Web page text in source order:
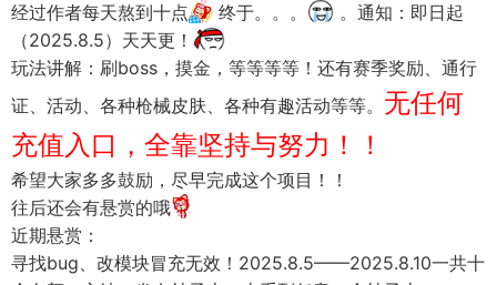
经过作者每天熬到十点 终于。。。
。通知：即日起
（2025.8.5）天天更！
玩法讲解：刷boss，摸金，等等等等！还有赛季奖励、通行
证、活动、各种枪械皮肤、各种有趣活动等等。 无任何
充值入口，全靠坚持与努力！！
希望大家多多鼓励，尽早完成这个项目！！
往后还会有悬赏的哦
近期悬赏：
寻找bug、改模块冒充无效！2025.8.5——2025.8.10一共十